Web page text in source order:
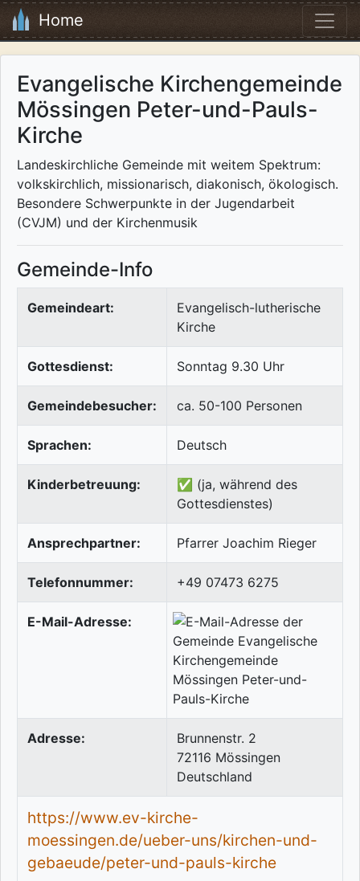
Home
Evangelische Kirchengemeinde
Mössingen Peter-und-Pauls-
Kirche
Landeskirchliche Gemeinde mit weitem Spektrum:
volkskirchlich, missionarisch, diakonisch, ökologisch.
Besondere Schwerpunkte in der Jugendarbeit
(CVJM) und der Kirchenmusik
Gemeinde-Info
Gemeindeart:
Evangelisch-lutherische
Kirche
Gottesdienst: Sonntag 9.30 Uhr
Gemeindebesucher: ca. 50-100 Personen
Sprachen: Deutsch
Kinderbetreuung:
✅ (ja, während des
Gottesdienstes)
Ansprechpartner: Pfarrer Joachim Rieger
Telefonnummer: +49 07473 6275
E-Mail-Adresse:
Adresse:
Brunnenstr. 2
72116 Mössingen
Deutschland
https://www.ev-kirche-
moessingen.de/ueber-uns/kirchen-und-
gebaeude/peter-und-pauls-kirche